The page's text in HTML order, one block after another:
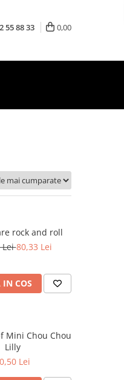
55 88 33 0,00
rock and roll
Lei80,33 Lei
COS
Mini Chou Chou
Lilly
Lei